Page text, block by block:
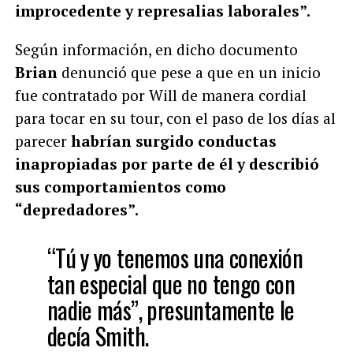
improcedente y represalias laborales”.
Según información, en dicho documento
Briandenunció que pese a que en un inicio
fue contratado por Will de manera cordial
para tocar en su tour, con el paso de los días al
parecer habrían surgido conductas
inapropiadas por parte de él y describió
sus comportamientos como
“depredadores”.
“Tú y yo tenemos una conexión
tan especial que no tengo con
nadie más”, presuntamente le
decía Smith.